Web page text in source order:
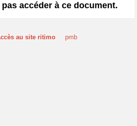
accéder à ce document.
au site ritimo pmb